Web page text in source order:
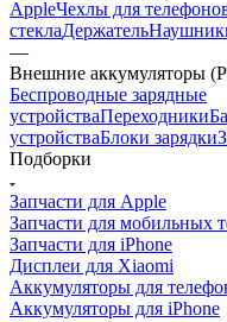
—
Внешние аккумуляторы
Беспроводные зарядные
устройстваПереходники
устройстваБлоки зарядки
Подборки
Запчасти для Apple
Запчасти для мобильных
Запчасти для iPhone
Дисплеи для Xiaomi
Аккумуляторы для
Аккумуляторы для iPhone
Универсальные
Запчасти для планшетов